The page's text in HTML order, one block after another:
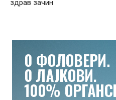
здрав зачин